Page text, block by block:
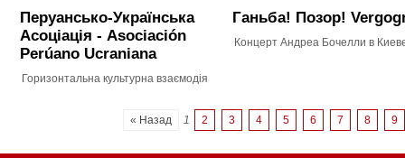
Перуансько-Українська
Асоціація - Asociación
Perúano Ucraniana
Горизонтальна культурна взаємодія
Ганьба! Позор!
Концерт Андреа Бочелли в
« Назад 1 2 3 4 5 6 7 8 9